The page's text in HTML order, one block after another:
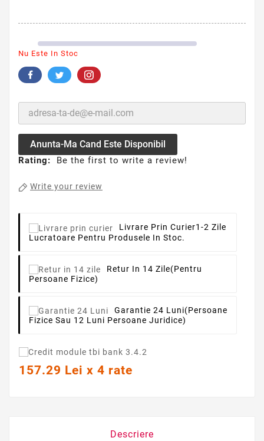
Nu Este In Stoc
Anunta-Ma Cand Este Disponibil
Rating: Be the first to write a review!
Write your review
Livrare Prin Curier1-2 Zile
Lucratoare Pentru Produsele In Stoc.
Retur In 14 Zile(pentru
Persoane Fizice)
Garantie 24 Luni(persoane
Fizice Sau 12 Luni Persoane Juridice)
157.29 Lei x 4 rate
Descriere